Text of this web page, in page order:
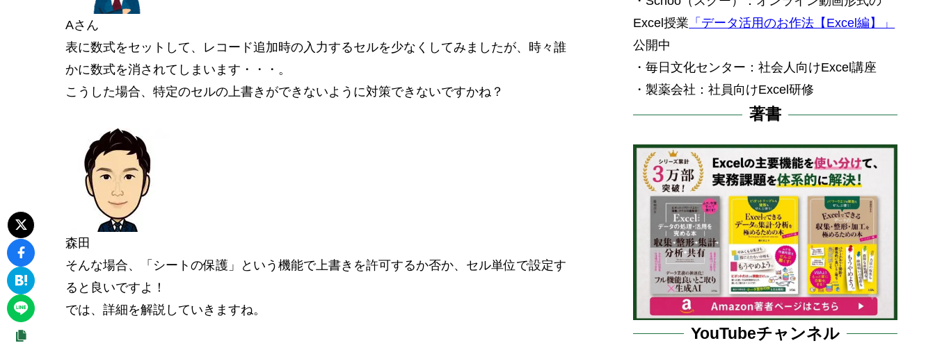
Aさん
表に数式をセットして、レコード追加時の入力するセルを少なくしてみましたが、時々誰
かに数式を消されてしまいます・・・。
こうした場合、特定のセルの上書きができないように対策できないですかね？
森田
そんな場合、
「シートの保護」
という機能で上書きを許可するか否か、セル単位で設定す
ると良いですよ！
では、詳細を解説していきますね。
Excel授業 「データ活用のお作法【Excel編】」
公開中
・毎日文化センター：社会人向けExcel講座
・製薬会社：社員向けExcel研修
著書
YouTubeチャンネル